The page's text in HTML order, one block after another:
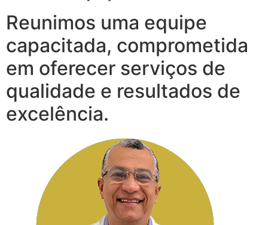
Reunimos uma equipe
capacitada, comprometida
em oferecer serviços de
qualidade e resultados de
excelência.